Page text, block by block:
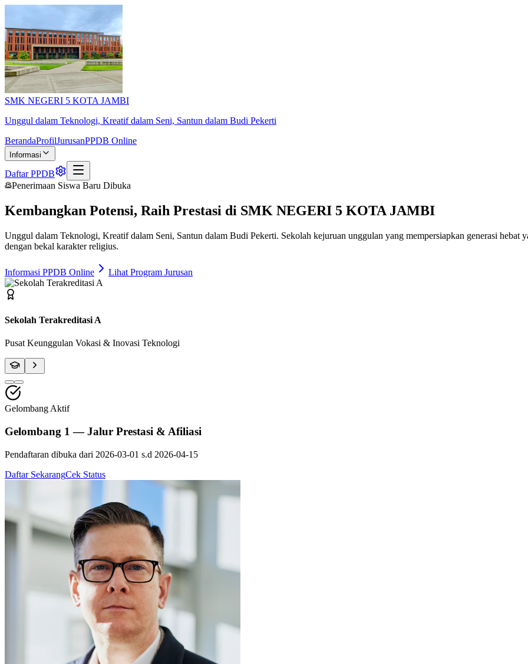
SMK NEGERI 5 KOTA JAMBI
Unggul dalam Teknologi, Kreatif dalam Seni, Santun dalam Budi Pekerti
BerandaProfilJurusanPPDB Online
Informasi
Daftar PPDB
Penerimaan Siswa Baru Dibuka
Kembangkan Potensi, Raih Prestasi di SMK NEGERI 5 KOTA JAMBI
Unggul dalam Teknologi, Kreatif dalam Seni, Santun dalam Budi Pekerti. Sekolah kejuruan unggulan yang mempersiapkan generasi hebat
dengan bekal karakter religius.
Informasi PPDB Online Lihat Program Jurusan